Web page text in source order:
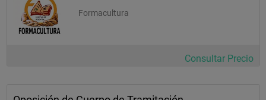
Formacultura
Consultar Precio